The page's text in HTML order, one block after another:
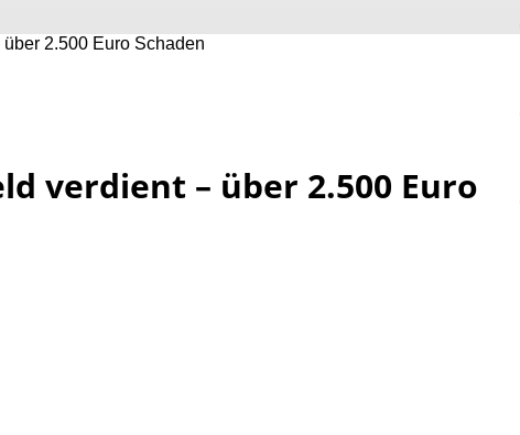
2.500 Euro Schaden
verdient – über 2.500 Euro